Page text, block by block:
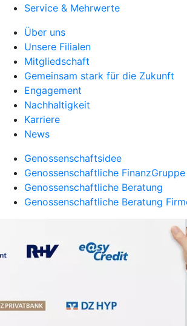
Service & Mehrwerte
Über uns
Unsere Filialen
Mitgliedschaft
Gemeinsam stark für die Zukunft
Engagement
Nachhaltigkeit
Karriere
News
Genossenschaftsidee
Genossenschaftliche FinanzGruppe
Genossenschaftliche Beratung
Genossenschaftliche Beratung